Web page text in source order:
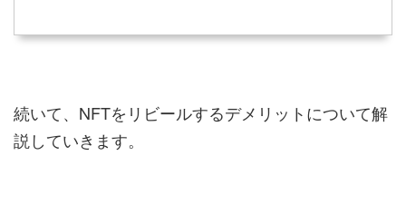
続いて、NFTをリビールするデメリットについて解
説していきます。